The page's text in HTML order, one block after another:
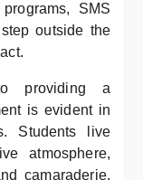
SMS
outside the
providing a
is evident in
Students live
atmosphere,
camaraderie.